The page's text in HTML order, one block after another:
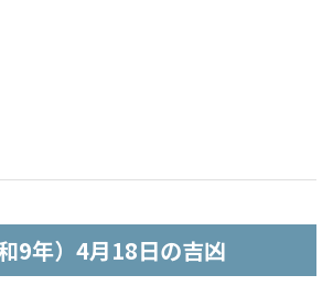
9年）4月18日の吉凶